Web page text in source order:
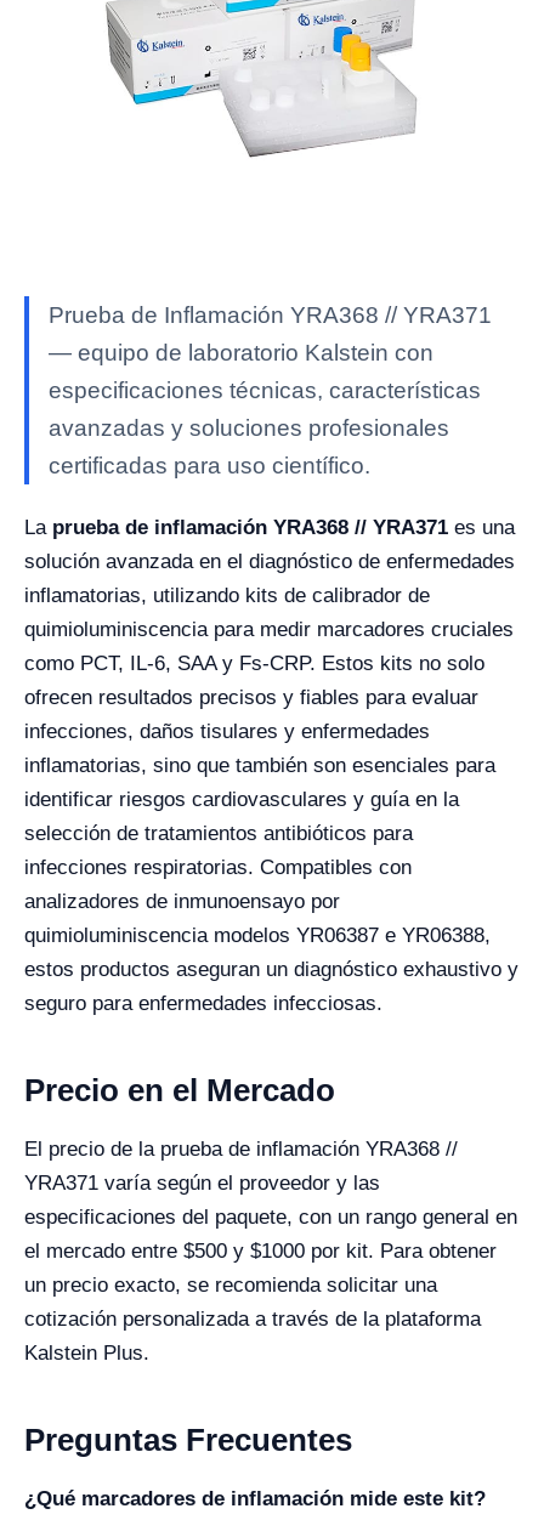
Prueba de Inflamación YRA368 // YRA371
— equipo de laboratorio Kalstein con
especificaciones técnicas, características
avanzadas y soluciones profesionales
certificadas para uso científico.
La prueba de inflamación YRA368 // YRA371 es una
solución avanzada en el diagnóstico de enfermedades
inflamatorias, utilizando kits de calibrador de
quimioluminiscencia para medir marcadores cruciales
como PCT, IL-6, SAA y Fs-CRP. Estos kits no solo
ofrecen resultados precisos y fiables para evaluar
infecciones, daños tisulares y enfermedades
inflamatorias, sino que también son esenciales para
identificar riesgos cardiovasculares y guía en la
selección de tratamientos antibióticos para
infecciones respiratorias. Compatibles con
analizadores de inmunoensayo por
quimioluminiscencia modelos YR06387 e YR06388,
estos productos aseguran un diagnóstico exhaustivo y
seguro para enfermedades infecciosas.
Precio en el Mercado
El precio de la prueba de inflamación YRA368 //
YRA371 varía según el proveedor y las
especificaciones del paquete, con un rango general en
el mercado entre $500 y $1000 por kit. Para obtener
un precio exacto, se recomienda solicitar una
cotización personalizada a través de la plataforma
Kalstein Plus.
Preguntas Frecuentes
¿Qué marcadores de inflamación mide este kit?